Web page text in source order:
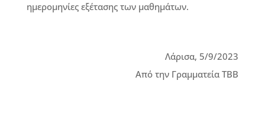
ημερομηνίες εξέτασης των μαθημάτων.
Λάρισα, 5/9/2023
Από την Γραμματεία ΤΒΒ